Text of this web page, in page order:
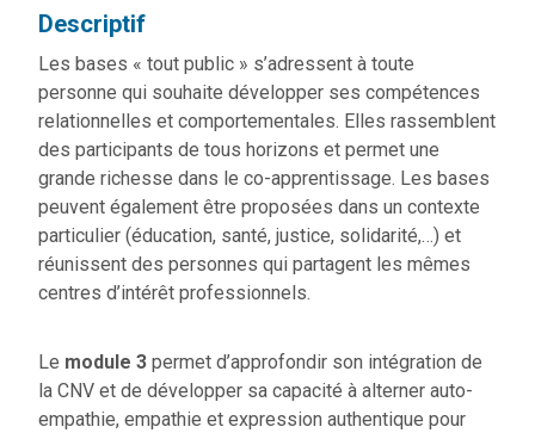
Descriptif
Les bases « tout public » s’adressent à toute
personne qui souhaite développer ses compétences
relationnelles et comportementales. Elles rassemblent
des participants de tous horizons et permet une
grande richesse dans le co-apprentissage. Les bases
peuvent également être proposées dans un contexte
particulier (éducation, santé, justice, solidarité,…) et
réunissent des personnes qui partagent les mêmes
centres d’intérêt professionnels.
Le module 3 permet d’approfondir son intégration de
la CNV et de développer sa capacité à alterner auto-
empathie, empathie et expression authentique pour